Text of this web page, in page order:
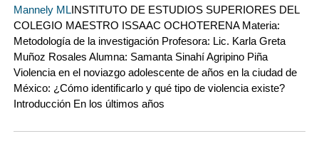
Mannely MLINSTITUTO DE ESTUDIOS SUPERIORES DEL
COLEGIO MAESTRO ISSAAC OCHOTERENA Materia:
Metodología de la investigación Profesora: Lic. Karla Greta
Muñoz Rosales Alumna: Samanta Sinahí Agripino Piña
Violencia en el noviazgo adolescente de años en la ciudad de
México: ¿Cómo identificarlo y qué tipo de violencia existe?
Introducción En los últimos años